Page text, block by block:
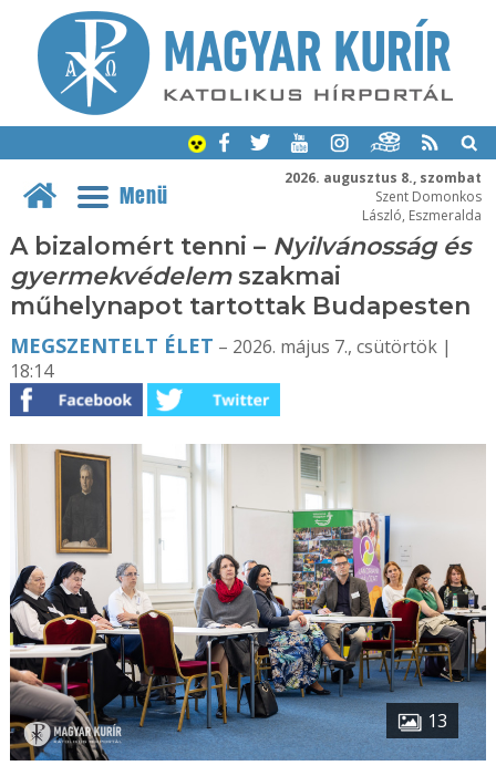
2026. augusztus 8., szombat
Szent Domonkos
László, Eszmeralda
Menü
A bizalomért tenni – Nyilvánosság és
gyermekvédelemszakmai
műhelynapot tartottak Budapesten
MEGSZENTELT ÉLET – 2026. május 7., csütörtök |
18:14
13